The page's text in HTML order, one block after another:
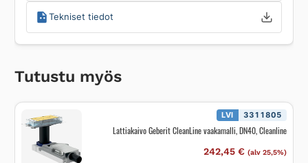
Tekniset tiedot
Tutustu myös
LVI 3311805
Lattiakaivo Geberit CleanLine vaakamalli, DN40, Cleanline
242,45 € (alv 25,5%)